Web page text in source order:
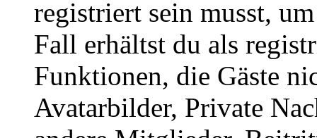
registriert sein musst,
Fall erhältst du als
Funktionen, die Gäste
Avatarbilder, Private